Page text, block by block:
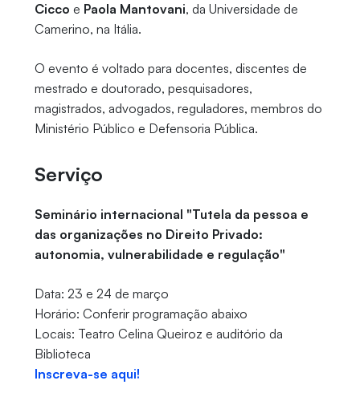
Cicco e Paola Mantovani, da Universidade de
Camerino, na Itália.
O evento é voltado para docentes, discentes de
mestrado e doutorado, pesquisadores,
magistrados, advogados, reguladores, membros do
Ministério Público e Defensoria Pública.
Serviço
Seminário internacional "Tutela da pessoa e
das organizações no Direito Privado:
autonomia, vulnerabilidade e regulação"
Data: 23 e 24 de março
Horário: Conferir programação abaixo
Locais: Teatro Celina Queiroz e auditório da
Biblioteca
Inscreva-se aqui!